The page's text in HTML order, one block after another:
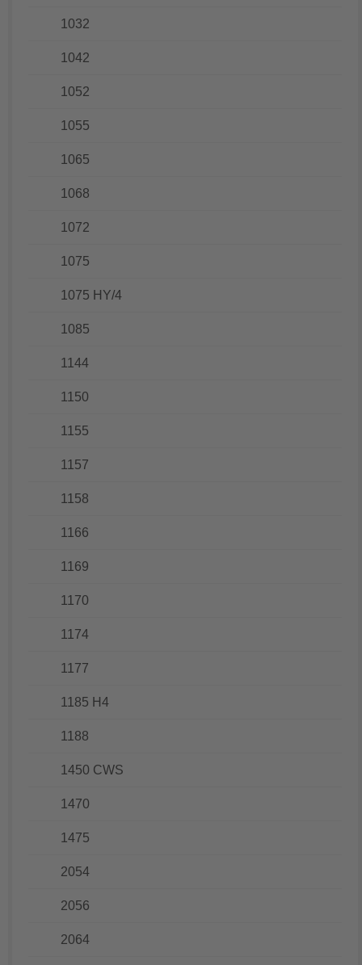
1032
1042
1052
1055
1065
1068
1072
1075
1075 HY/4
1085
1144
1150
1155
1157
1158
1166
1169
1170
1174
1177
1185 H4
1188
1450 CWS
1470
1475
2054
2056
2064